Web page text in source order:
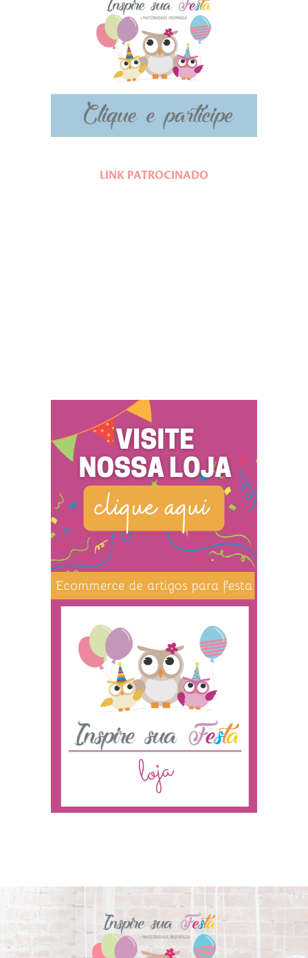
LINK PATROCINADO